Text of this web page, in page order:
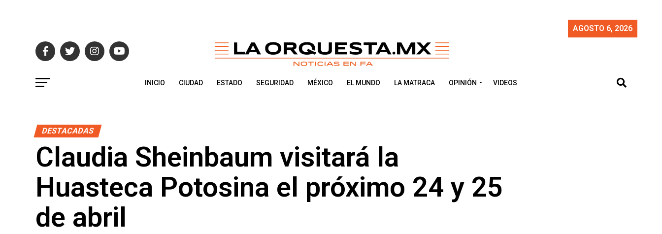
AGOSTO 6, 2026
INICIO CIUDAD ESTADO SEGURIDAD MÉXICO EL MUNDO LA MATRACA OPINIÓN VIDEOS
DESTACADAS
Claudia Sheinbaum visitará la
Huasteca Potosina el próximo 24 y 25
de abril